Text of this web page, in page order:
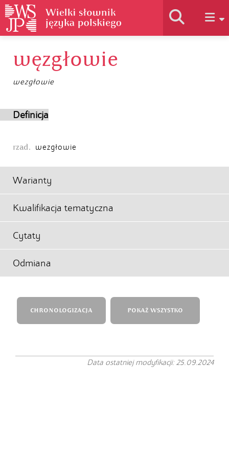
Historia słownika
węzgłowie
wezgłowie
Definicja
rzad. wezgłowie
Warianty
Kwalifikacja tematyczna
Cytaty
Odmiana
CHRONOLOGIZACJA POKAŻ WSZYSTKO
Data ostatniej modyfikacji: 25.09.2024